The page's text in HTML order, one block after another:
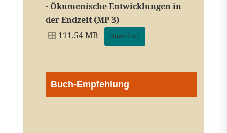
- Ökumenische Entwicklungen in
der Endzeit (MP 3)
111.54 MB -
Download
Buch-Empfehlung